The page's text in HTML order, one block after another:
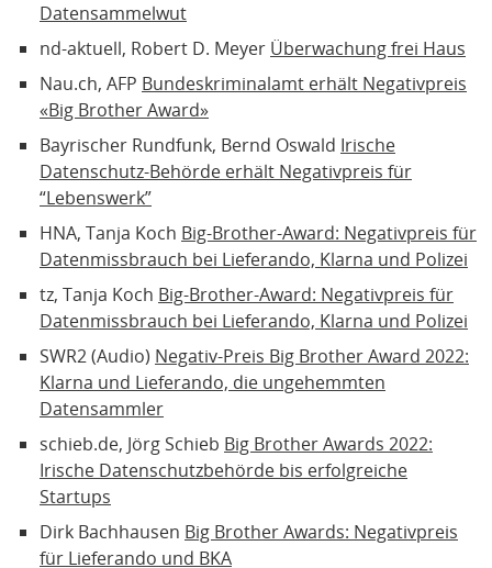
Datensammelwut
nd-aktuell, Robert D. Meyer Überwachung frei Haus
Nau.ch, AFP Bundeskriminalamt erhält Negativpreis
«Big Brother Award»
Bayrischer Rundfunk, Bernd Oswald Irische
Datenschutz-Behörde erhält Negativpreis für
“Lebenswerk”
HNA, Tanja Koch Big-Brother-Award: Negativpreis für
Datenmissbrauch bei Lieferando, Klarna und Polizei
tz, Tanja Koch Big-Brother-Award: Negativpreis für
Datenmissbrauch bei Lieferando, Klarna und Polizei
SWR2 (Audio) Negativ-Preis Big Brother Award 2022:
Klarna und Lieferando, die ungehemmten
Datensammler
schieb.de, Jörg Schieb Big Brother Awards 2022:
Irische Datenschutzbehörde bis erfolgreiche
Startups
Dirk Bachhausen Big Brother Awards: Negativpreis
für Lieferando und BKA